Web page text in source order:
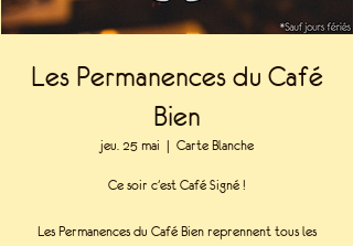
Les Permanences du Café
Bien
jeu. 25 mai Carte Blanche
Ce soir c'est Café Signé !
Les Permanences du Café Bien reprennent tous les